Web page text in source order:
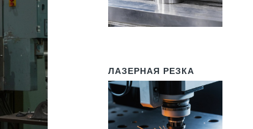
ЛАЗЕРНАЯ РЕЗКА